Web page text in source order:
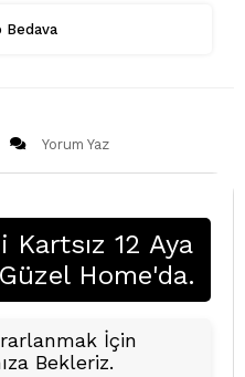
Bedava
Yorum Yaz
Kartsız 12 Aya
Home'da.
İçin
Bekleriz.